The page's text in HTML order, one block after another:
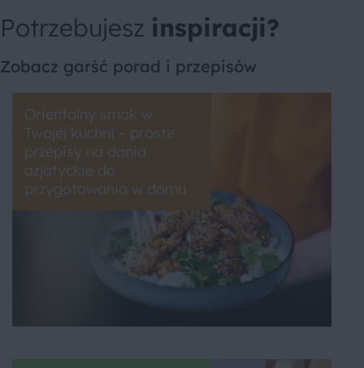
Potrzebujesz inspiracji?
Zobacz garść porad i przepisów
Orientalny smak w
Twojej kuchni – proste
przepisy na dania
azjatyckie do
przygotowania w domu